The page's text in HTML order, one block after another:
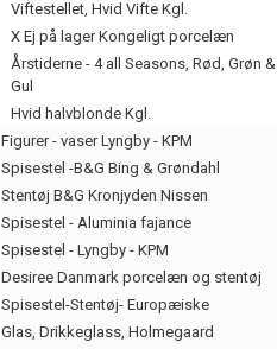
Viftestellet, Hvid Vifte Kgl.
X Ej på lager Kongeligt porcelæn
Årstiderne - 4 all Seasons, Rød, Grøn &
Gul
Hvid halvblonde Kgl.
Figurer - vaser Lyngby - KPM
Spisestel -B&G Bing & Grøndahl
Stentøj B&G Kronjyden Nissen
Spisestel - Aluminia fajance
Spisestel - Lyngby - KPM
Desiree Danmark porcelæn og stentøj
Spisestel-Stentøj- Europæiske
Glas, Drikkeglass, Holmegaard